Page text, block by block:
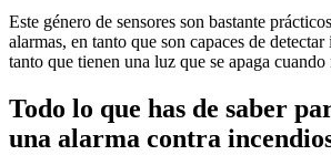
Este género de sensores son bastante
alarmas, en tanto que son capaces de
tanto que tienen una luz que se apaga
Todo lo que has de saber
una alarma contra